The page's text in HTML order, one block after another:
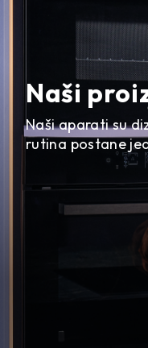
Naši
Naši aparati su
rutina postane